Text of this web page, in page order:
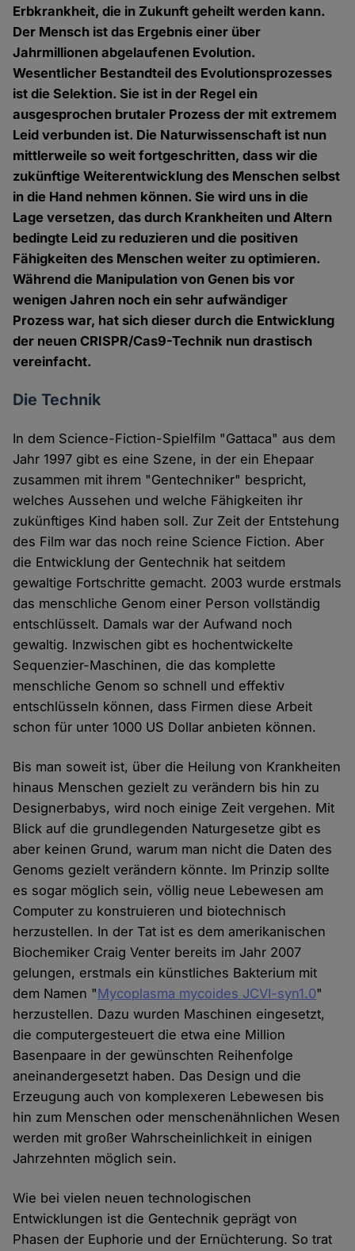
Erbkrankheit, die in Zukunft geheilt werden kann.
Der Mensch ist das Ergebnis einer über
Jahrmillionen abgelaufenen Evolution.
Wesentlicher Bestandteil des Evolutionsprozesses
ist die Selektion. Sie ist in der Regel ein
ausgesprochen brutaler Prozess der mit extremem
Leid verbunden ist. Die Naturwissenschaft ist nun
mittlerweile so weit fortgeschritten, dass wir die
zukünftige Weiterentwicklung des Menschen selbst
in die Hand nehmen können. Sie wird uns in die
Lage versetzen, das durch Krankheiten und Altern
bedingte Leid zu reduzieren und die positiven
Fähigkeiten des Menschen weiter zu optimieren.
Während die Manipulation von Genen bis vor
wenigen Jahren noch ein sehr aufwändiger
Prozess war, hat sich dieser durch die Entwicklung
der neuen CRISPR/Cas9-Technik nun drastisch
vereinfacht.
Die Technik
In dem Science-Fiction-Spielfilm "Gattaca" aus dem
Jahr 1997 gibt es eine Szene, in der ein Ehepaar
zusammen mit ihrem "Gentechniker" bespricht,
welches Aussehen und welche Fähigkeiten ihr
zukünftiges Kind haben soll. Zur Zeit der Entstehung
des Film war das noch reine Science Fiction. Aber
die Entwicklung der Gentechnik hat seitdem
gewaltige Fortschritte gemacht. 2003 wurde erstmals
das menschliche Genom einer Person vollständig
entschlüsselt. Damals war der Aufwand noch
gewaltig. Inzwischen gibt es hochentwickelte
Sequenzier-Maschinen, die das komplette
menschliche Genom so schnell und effektiv
entschlüsseln können, dass Firmen diese Arbeit
schon für unter 1000 US Dollar anbieten können.
Bis man soweit ist, über die Heilung von Krankheiten
hinaus Menschen gezielt zu verändern bis hin zu
Designerbabys, wird noch einige Zeit vergehen. Mit
Blick auf die grundlegenden Naturgesetze gibt es
aber keinen Grund, warum man nicht die Daten des
Genoms gezielt verändern könnte. Im Prinzip sollte
es sogar möglich sein, völlig neue Lebewesen am
Computer zu konstruieren und biotechnisch
herzustellen. In der Tat ist es dem amerikanischen
Biochemiker Craig Venter bereits im Jahr 2007
gelungen, erstmals ein künstliches Bakterium mit
dem Namen "Mycoplasma mycoides JCVI-syn1.0"
herzustellen. Dazu wurden Maschinen eingesetzt,
die computergesteuert die etwa eine Million
Basenpaare in der gewünschten Reihenfolge
aneinandergesetzt haben. Das Design und die
Erzeugung auch von komplexeren Lebewesen bis
hin zum Menschen oder menschenähnlichen Wesen
werden mit großer Wahrscheinlichkeit in einigen
Jahrzehnten möglich sein.
Wie bei vielen neuen technologischen
Entwicklungen ist die Gentechnik geprägt von
Phasen der Euphorie und der Ernüchterung. So trat